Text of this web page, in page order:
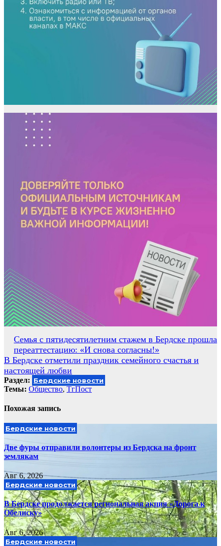
Навигация
по
записям
Семья с пятидесятилетним стажем в Бердске прошла
переаттестацию: «И снова согласны!»
В Бердске отметили праздник семейного счастья и
настоящей любви
Раздел: Бердские новости
Темы: Общество, ТгПост
Похожая запись
Бердские новости
Две фуры отправили волонтеры из Бердска на фронт
землякам
Авг 6, 2026
Бердские новости
В Бердске продолжается региональная акция «Дорога к
Обелиску»
Авг 6, 2026
Бердские новости